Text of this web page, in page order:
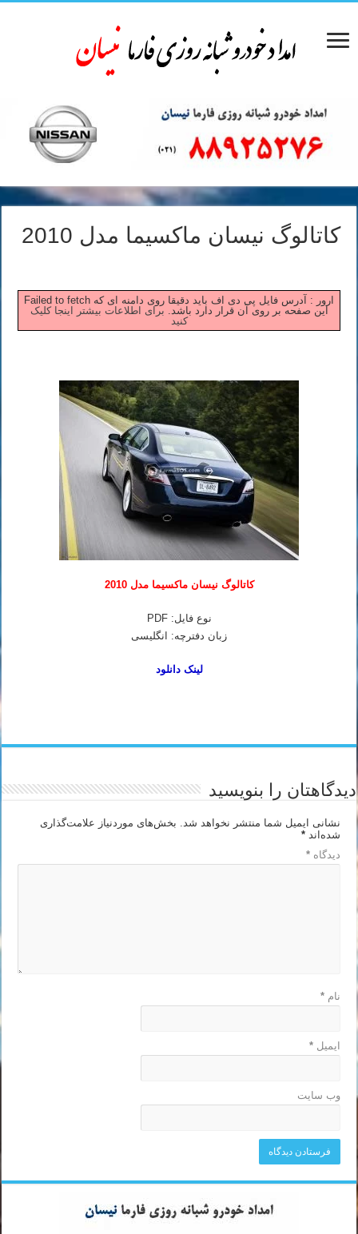
کاتالوگ نیسان ماکسیما مدل 2010
Failed to fetch ارور : آدرس فایل پی دی اف باید دقیقا روی دامنه ای که
این صفحه بر روی آن قرار دارد باشد. برای اطلاعات بیشتر اینجا کلیک
کنید
کاتالوگ نیسان ماکسیما مدل 2010
نوع فایل: PDF
زبان دفترچه: انگلیسی
لینک دانلود
دیدگاهتان را بنویسید
نشانی ایمیل شما منتشر نخواهد شد.
بخش‌های موردنیاز علامت‌گذاری
شده‌اند*
دیدگاه*
نام*
ایمیل*
وب‌ سایت